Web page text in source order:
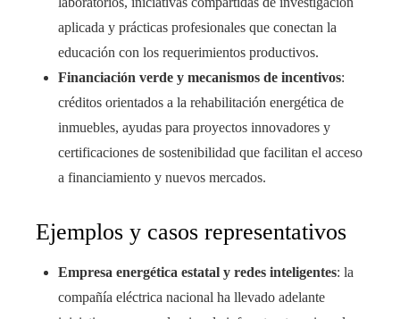
aplicada y prácticas profesionales que conectan la
educación con los requerimientos productivos.
Financiación verde y mecanismos de incentivos:
créditos orientados a la rehabilitación energética de
inmuebles, ayudas para proyectos innovadores y
certificaciones de sostenibilidad que facilitan el acceso
a financiamiento y nuevos mercados.
Ejemplos y casos representativos
Empresa energética estatal y redes inteligentes: la
compañía eléctrica nacional ha llevado adelante